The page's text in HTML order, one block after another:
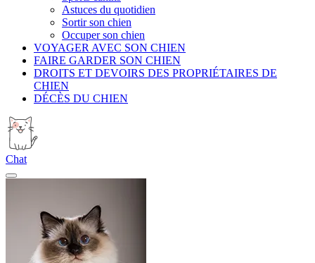
Astuces du quotidien
Sortir son chien
Occuper son chien
VOYAGER AVEC SON CHIEN
FAIRE GARDER SON CHIEN
DROITS ET DEVOIRS DES PROPRIÉTAIRES DE
CHIEN
DÉCÈS DU CHIEN
Chat